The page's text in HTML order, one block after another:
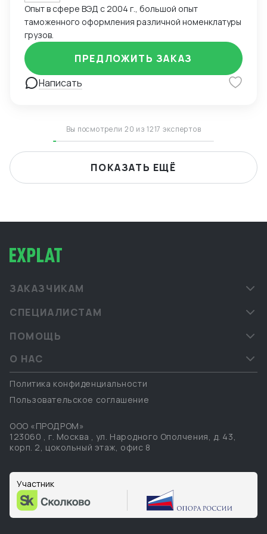
Опыт в сфере ВЭД с 2004 г., большой опыт
таможенного оформления различной номенклатуры
грузов.
Написать
ПРЕДЛОЖИТЬ ЗАКАЗ
Вы посмотрели 20 из 1217 экспертов
ПОКАЗАТЬ ЕЩЁ
ЗАКАЗЧИКАМ
СПЕЦИАЛИСТАМ
ПОМОЩЬ
О НАС
Политика конфиденциальности
Пользовательское соглашение
ООО «ПРОДРОМ»
123060 , г. Москва , ул. Народного Ополчения, д. 43,
корп. 2, цокольный этаж, офис 8
Участник